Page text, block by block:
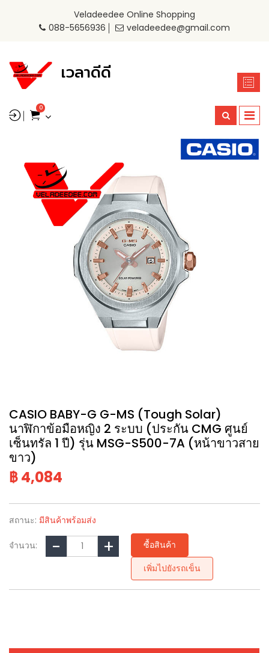
Veladeedee Online Shopping
088-5656936
veladeedee@gmail.com
เวลาดีดี
0
CASIO BABY-G G-MS (Tough Solar)
นาฬิกาข้อมือหญิง 2 ระบบ (ประกัน CMG ศูนย์
เซ็นทรัล 1 ปี) รุ่น MSG-S500-7A (หน้าขาวสาย
ขาว)
฿ 4,084
สถานะ: มีสินค้าพร้อมส่ง
จำนวน:
ซื้อสินค้า
เพิ่มไปยังรถเข็น